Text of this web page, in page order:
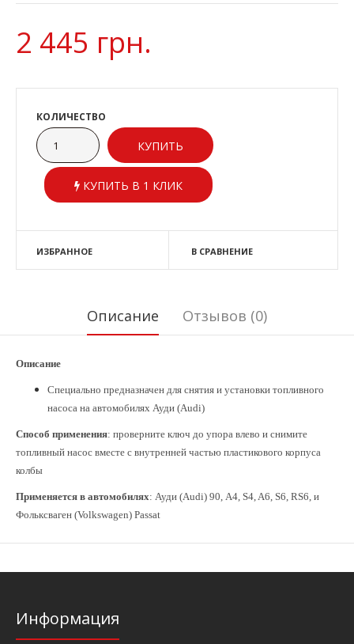
2 445 грн.
КОЛИЧЕСТВО
КУПИТЬ В 1 КЛИК
ИЗБРАННОЕ В СРАВНЕНИЕ
Описание Отзывов (0)
Описание
Специально предназначен для снятия и установки топливного
насоса на автомобилях Ауди (Audi)
Способ применения: проверните ключ до упора влево и снимите
топливный насос вместе с внутренней частью пластикового корпуса
колбы
Применяется в автомобилях: Ауди (Audi) 90, A4, S4, A6, S6, RS6, и
Фольксваген (Volkswagen) Passat
Информация